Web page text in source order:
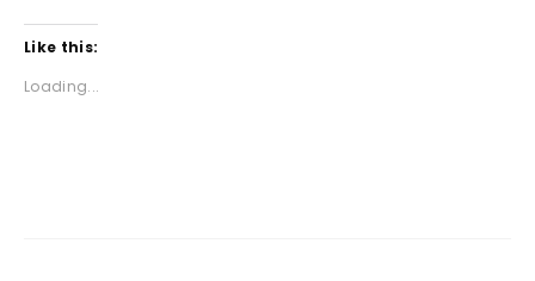
Like this:
Loading...